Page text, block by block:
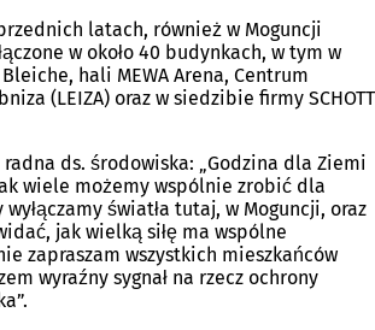
latach, również w Moguncji
w około 40 budynkach, w tym w
hali MEWA Arena, Centrum
(LEIZA) oraz w siedzibie firmy SCHOTT
ds. środowiska: „Godzina dla Ziemi
wiele możemy wspólnie zrobić dla
światła tutaj, w Moguncji, oraz
jak wielką siłę ma wspólne
zapraszam wszystkich mieszkańców
wyraźny sygnał na rzecz ochrony